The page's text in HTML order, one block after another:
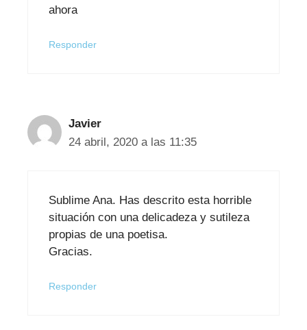
ahora
Responder
Javier
24 abril, 2020 a las 11:35
Sublime Ana. Has descrito esta horrible
situación con una delicadeza y sutileza
propias de una poetisa.
Gracias.
Responder